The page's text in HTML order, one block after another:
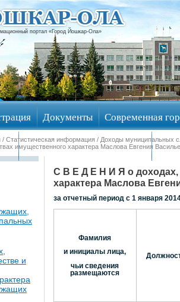
портал «Город Йошкар-Ола»
Документы Современная
Общественные обсуждения
/ Статистическая информация / Доходы муниципальных
имущественного характера Маслова Евгения
и
С В Е Д Е Н И Я о доходах,
характера Маслова
за отчетный период с 1 января
Фамилия
и инициалы лица,
чьи сведения
размещаются